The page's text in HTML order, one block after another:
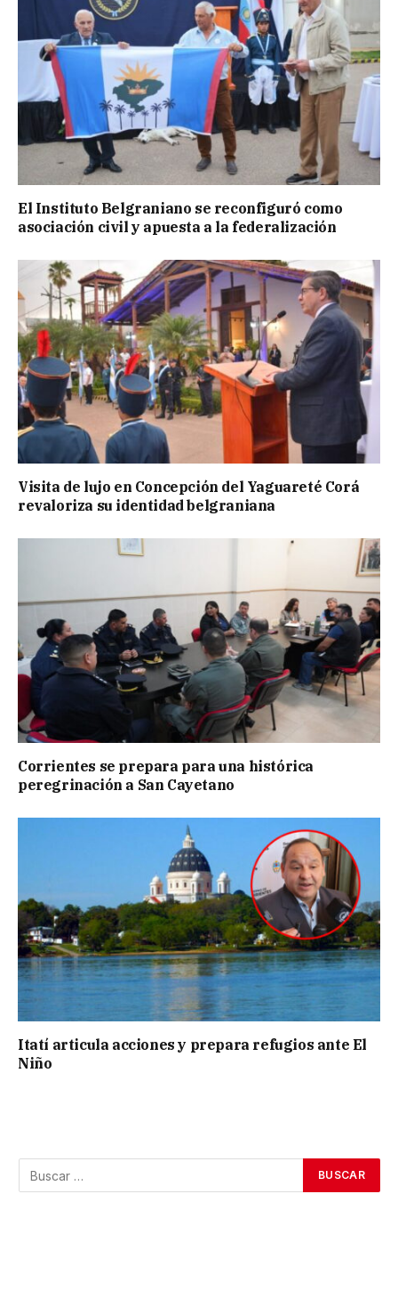
El Instituto Belgraniano se reconfiguró como
asociación civil y apuesta a la federalización
Visita de lujo en Concepción del Yaguareté Corá
revaloriza su identidad belgraniana
Corrientes se prepara para una histórica
peregrinación a San Cayetano
Itatí articula acciones y prepara refugios ante El
Niño